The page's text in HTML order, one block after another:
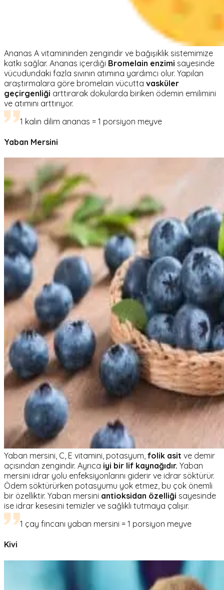
Ananas A vitamininden zengindir ve bağışıklık sistemimize
katkı sağlar. Ananas içerdiği Bromelain enzimi sayesinde
vücudundaki fazla sıvının atımına yardımcı olur. Yapılan
araştırmalara göre bromelain vücutta vasküler
geçirgenliği arttırarak dokularda biriken ödemin emilimini
ve atımını arttırıyor.
1 kalın dilim ananas = 1 porsiyon meyve
Yaban Mersini
Yaban mersini, C, E vitamini, potasyum, folik asit ve demir
açısından zengindir. Ayrıca iyi bir lif kaynağıdır. Yaban
mersini idrar yolu enfeksiyonlarını giderir ve idrar söktürür.
Ödem söktürürken potasyumu yok etmez, bu çok önemli
bir özelliktir. Yaban mersini antioksidan özelliği sayesinde
ise idrar kesesini temizler ve sağlıklı tutmaya çalışır.
1 çay fincanı yaban mersini = 1 porsiyon meyve
Kivi